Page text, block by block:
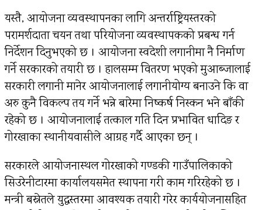
यस्तै, आयोजना व्यवस्थापनका लागि अन्तर्राष्ट्रियस्तरको
परामर्शदाता चयन तथा परियोजना व्यवस्थापकको प्रबन्ध गर्न
निर्देशन दिनुभएको छ । आयोजना स्वदेशी लगानीमा नै निर्माण
गर्ने सरकारको तयारी छ । हालसम्म वितरण भएको मुआब्जालाई
सरकारी लगानी मानेर आयोजनालाई लगानीयोग्य बनाउने कि वा
अरु कुनै विकल्प तय गर्ने भन्ने बारेमा निष्कर्ष निस्कन भने बाँकी
रहेको छ । आयोजनालाई तत्काल गति दिन प्रभावित धादिङ र
गोरखाका स्थानीयवासीले आग्रह गर्दै आएका छन् ।
सरकारले आयोजनास्थल गोरखाको गण्डकी गाउँपालिकाको
सिउरेनीटारमा कार्यालयसमेत स्थापना गरी काम गरिरहेको छ ।
मन्त्री बस्नेतले युद्धस्तरमा आवश्यक तयारी गरेर कार्ययोजनासहित